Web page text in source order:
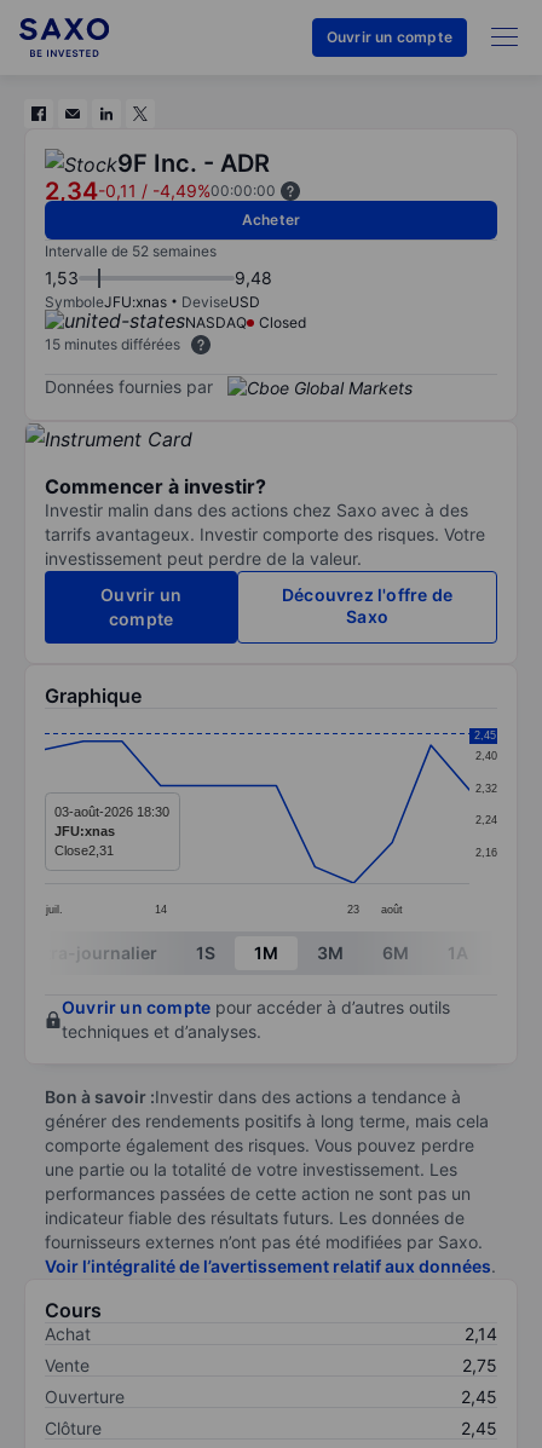
Ouvrir un compte
9F Inc. - ADR
2,34-0,11 / -4,49%00:00:00
Acheter
Intervalle de 52 semaines
1,53 9,48
SymboleJFU:xnas DeviseUSD
NASDAQ
Closed
15 minutes différées
Données fournies par
Commencer à investir?
Investir malin dans des actions chez Saxo avec à des
tarrifs avantageux. Investir comporte des risques. Votre
investissement peut perdre de la valeur.
Ouvrir un
compte
Découvrez l'offre de
Saxo
Graphique
Line chart with 12 data points.
The chart has 1 X axis displaying categories.
The chart has 1 Y axis displaying values. Data
juil. 14 23 août
2,16
2,24
2,32
2,40
2,45
03-août-2026 18:30
JFU:xnas
Close2,31
End of interactive chart.
Intra-journalier 1S 1M 3M 6M 1A
Ouvrir un compte pour accéder à d’autres outils
techniques et d’analyses.
Bon à savoir :Investir dans des actions a tendance à
générer des rendements positifs à long terme, mais cela
comporte également des risques. Vous pouvez perdre
une partie ou la totalité de votre investissement. Les
performances passées de cette action ne sont pas un
indicateur fiable des résultats futurs. Les données de
fournisseurs externes n’ont pas été modifiées par Saxo.
Voir l’intégralité de l’avertissement relatif aux données.
Cours
Achat
2,14
Vente
2,75
Ouverture
2,45
Clôture
2,45